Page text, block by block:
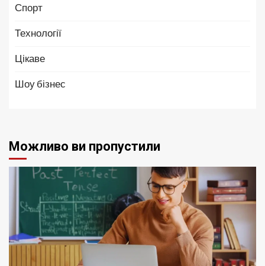
Спорт
Технології
Цікаве
Шоу бізнес
Можливо ви пропустили